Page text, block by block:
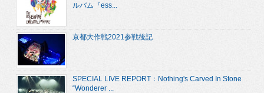
ルバム『ess...
京都大作戦2021参戦後記
SPECIAL LIVE REPORT：Nothing's Carved In Stone
“Wonderer ...